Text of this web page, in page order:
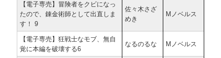
【電子専売】冒険者をクビになっ
たので、錬金術師として出直しま
す！ 9
佐々木さざ
めき
Mノベルス
【電子専売】狂戦士なモブ、無自
覚に本編を破壊する6
なるのるな Mノベルス